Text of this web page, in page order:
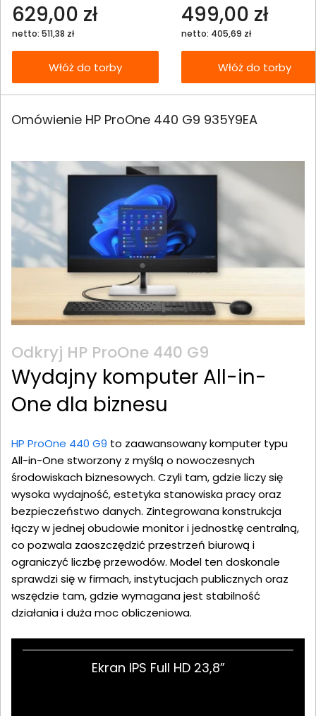
629,00 zł
netto: 511,38 zł
Włóż do torby
499,00 zł
netto: 405,69 zł
Włóż do torby
Omówienie HP ProOne 440 G9 935Y9EA
Odkryj HP ProOne 440 G9
Wydajny komputer All-in-
One dla biznesu
HP ProOne 440 G9 to zaawansowany komputer typu
All-in-One stworzony z myślą o nowoczesnych
środowiskach biznesowych. Czyli tam, gdzie liczy się
wysoka wydajność, estetyka stanowiska pracy oraz
bezpieczeństwo danych. Zintegrowana konstrukcja
łączy w jednej obudowie monitor i jednostkę centralną,
co pozwala zaoszczędzić przestrzeń biurową i
ograniczyć liczbę przewodów. Model ten doskonale
sprawdzi się w firmach, instytucjach publicznych oraz
wszędzie tam, gdzie wymagana jest stabilność
działania i duża moc obliczeniowa.
Ekran IPS Full HD 23,8”